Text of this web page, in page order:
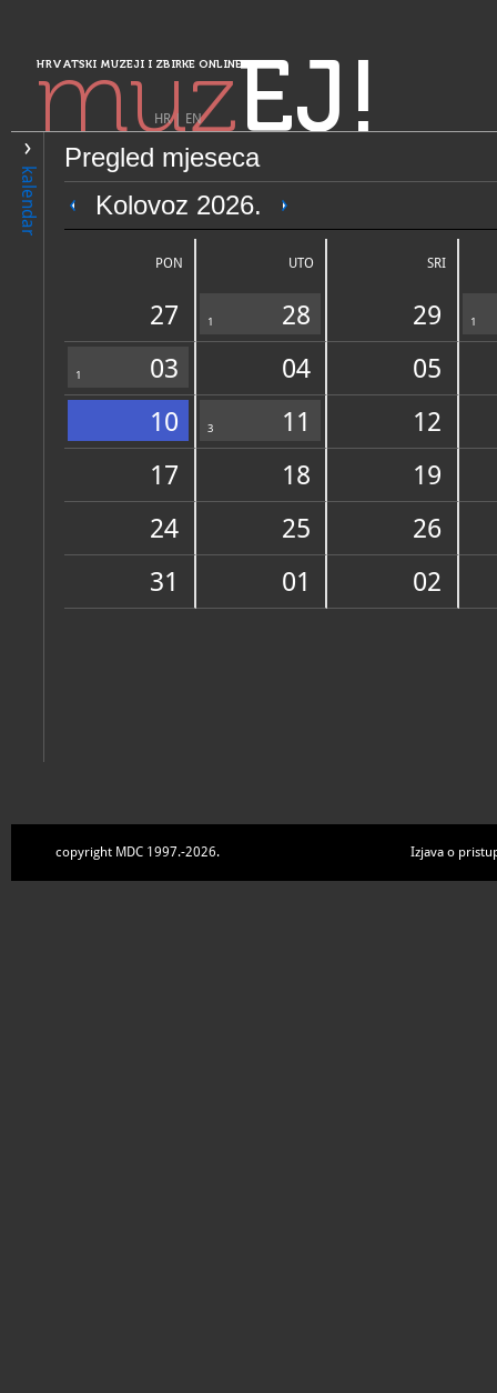
HRVATSKI MUZEJI I ZBIRKE ONLINE
muzEJ!
HR| EN
kalendar
Pregled mjeseca
Kolovoz 2026.
PON UTO SRI
27 1 28 29 1
1 03 04
05
10
3 11
12
17
18
19
24
25
26
31
01 02
PRETRAŽIVANJE
Sjeverozapadna Hrvatska
Muzej Ljudevita Gaja
OPĆI PODACI
Zbirke
copyright MDC 1997.-2026. Izjava o